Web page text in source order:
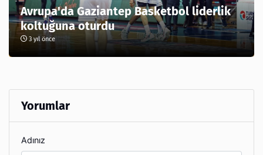
Avrupa'da Gaziantep Basketbol liderlik
koltuğuna oturdu
3 yıl önce
Yorumlar
Adınız